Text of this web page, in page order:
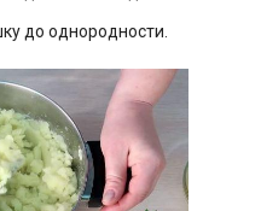
до однородности.